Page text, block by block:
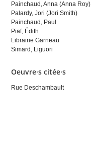
Painchaud, Anna (Anna Roy)
Palardy, Jori (Jori Smith)
Painchaud, Paul
Piaf, Édith
Librairie Garneau
Simard, Liguori
Oeuvre·s citée·s
Rue Deschambault